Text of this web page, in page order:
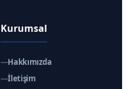
Kurumsal
—Hakkımızda
—İletişim